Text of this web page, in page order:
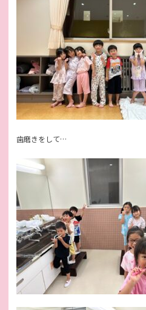
歯磨きをして…